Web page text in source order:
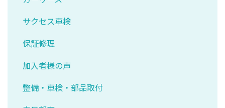
サクセス車検
保証修理
加入者様の声
整備・車検・部品取付